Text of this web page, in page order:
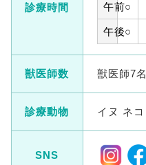
診療時間
午前○
午後○
獣医師数 獣医師7名
診療動物 イヌ ネコ
SNS